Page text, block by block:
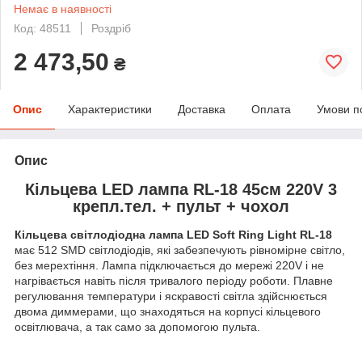
Немає в наявності
Код: 48511
Роздріб
2 473,50 ₴
Опис Характеристики Доставка Оплата Умови
Опис
Кільцева LED лампа RL-18 45см 220V 3
крепл.тел. + пульт + чохол
Кільцева світлодіодна лампа LED Soft Ring Light RL-18
має 512 SMD світлодіодів, які забезпечують рівномірне світло,
без мерехтіння. Лампа підключається до мережі 220V і не
нагрівається навіть після тривалого періоду роботи. Плавне
регулювання температури і яскравості світла здійснюється
двома диммерами, що знаходяться на корпусі кільцевого
освітлювача, а так само за допомогою пульта.